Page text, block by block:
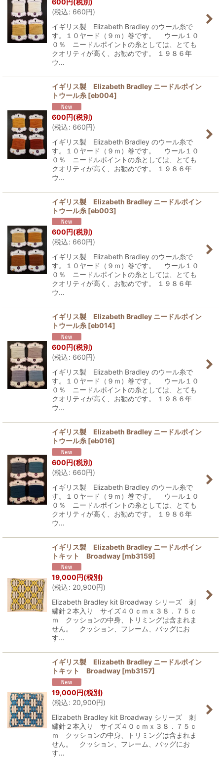
600円(税別)
(税込: 660円)
イギリス製 Elizabeth Bradley のウール糸で
す。１０ヤード（９ｍ）巻です。 ウール１０
０％ ニードルポイントの糸としては、とても
クオリティが高く、お勧めです。 １９８６年
ウ…
イギリス製 Elizabeth Bradley ニードルポイン
トウール糸 [eb004]
600円(税別)
(税込: 660円)
イギリス製 Elizabeth Bradley のウール糸で
す。１０ヤード（９ｍ）巻です。 ウール１０
０％ ニードルポイントの糸としては、とても
クオリティが高く、お勧めです。 １９８６年
ウ…
イギリス製 Elizabeth Bradley ニードルポイン
トウール糸 [eb003]
600円(税別)
(税込: 660円)
イギリス製 Elizabeth Bradley のウール糸で
す。１０ヤード（９ｍ）巻です。 ウール１０
０％ ニードルポイントの糸としては、とても
クオリティが高く、お勧めです。 １９８６年
ウ…
イギリス製 Elizabeth Bradley ニードルポイン
トウール糸 [eb014]
600円(税別)
(税込: 660円)
イギリス製 Elizabeth Bradley のウール糸で
す。１０ヤード（９ｍ）巻です。 ウール１０
０％ ニードルポイントの糸としては、とても
クオリティが高く、お勧めです。 １９８６年
ウ…
イギリス製 Elizabeth Bradley ニードルポイン
トウール糸 [eb016]
600円(税別)
(税込: 660円)
イギリス製 Elizabeth Bradley のウール糸で
す。１０ヤード（９ｍ）巻です。 ウール１０
０％ ニードルポイントの糸としては、とても
クオリティが高く、お勧めです。 １９８６年
ウ…
イギリス製 Elizabeth Bradley ニードルポイン
トキット Broadway [mb3159]
19,000 円(税別)
(税込: 20,900円)
Elizabeth Bradley kit Broadway シリーズ 刺
繍針２本入り サイズ４０ｃｍｘ３８．７５ｃ
ｍ クッションの中身、トリミングは含まれま
せん。 クッション、フレーム、バッグにお
す…
イギリス製 Elizabeth Bradley ニードルポイン
トキット Broadway [mb3157]
19,000円(税別)
(税込: 20,900円)
Elizabeth Bradley kit Broadway シリーズ 刺
繍針２本入り サイズ４０ｃｍｘ３８．７５ｃ
ｍ クッションの中身、トリミングは含まれま
せん。 クッション、フレーム、バッグにお
す…